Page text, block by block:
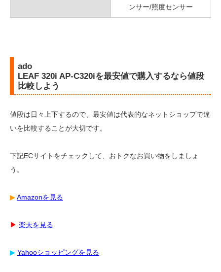
ンサー/照度センサー
ado
LEAF 320i AP-C320iを最安値で購入するなら値段
比較しよう
値段は日々上下するので、最安値は代表的なネットショップで違
いを比較することが大切です。
下記ECサイトをチェックして、おトクなお買い物をしましょ
う。
▶︎Amazonを見る
▶︎ 楽天を見る
▶︎ Yahooショッピングを見る